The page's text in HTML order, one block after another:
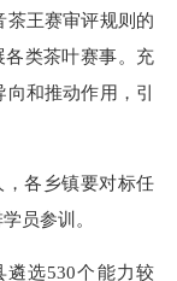
茶王赛审评规则的
各类茶叶赛事。 充
向和推动作用，引
，各乡镇要对标任
员参训。
遴选530个能力较